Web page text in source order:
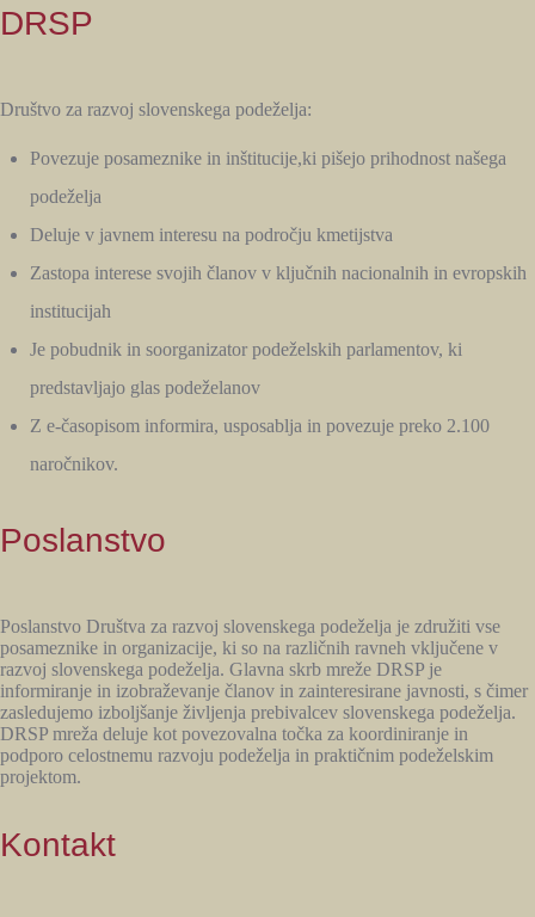
DRSP
Društvo za razvoj slovenskega podeželja:
Povezuje posameznike in inštitucije,ki pišejo prihodnost našega
podeželja
Deluje v javnem interesu na področju kmetijstva
Zastopa interese svojih članov v ključnih nacionalnih in evropskih
institucijah
Je pobudnik in soorganizator podeželskih parlamentov, ki
predstavljajo glas podeželanov
Z e-časopisom informira, usposablja in povezuje preko 2.100
naročnikov.
Poslanstvo
Poslanstvo Društva za razvoj slovenskega podeželja je združiti vse
posameznike in organizacije, ki so na različnih ravneh vključene v
razvoj slovenskega podeželja. Glavna skrb mreže DRSP je
informiranje in izobraževanje članov in zainteresirane javnosti, s čimer
zasledujemo izboljšanje življenja prebivalcev slovenskega podeželja.
DRSP mreža deluje kot povezovalna točka za koordiniranje in
podporo celostnemu razvoju podeželja in praktičnim podeželskim
projektom.
Kontakt